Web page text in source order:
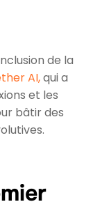
de la
AI,qui a
et les
bâtir des